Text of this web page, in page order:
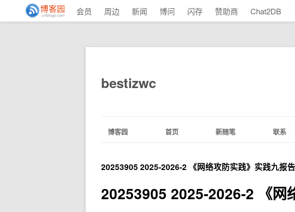
会员 周边 新闻 博问 闪存 赞助商 Chat2DB
bestizwc
博客园 首页 新随笔 联系
20253905 2025-2026-2 《网络攻防实践》实践九报告
20253905 2025-2026-2 《网